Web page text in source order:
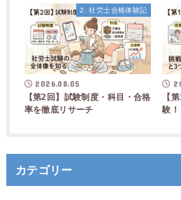
2. 社労士合格体験記
2026.08.05
【第2回】試験制度・科目・合格
率を徹底リサーチ
【
験
カテゴリー